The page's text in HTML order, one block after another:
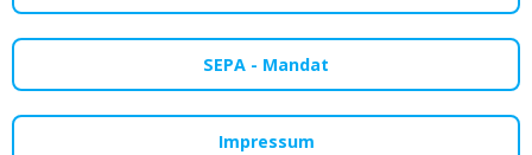
SEPA - Mandat
Impressum